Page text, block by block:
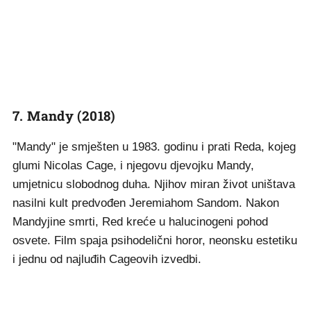
7. Mandy (2018)
"Mandy" je smješten u 1983. godinu i prati Reda, kojeg
glumi Nicolas Cage, i njegovu djevojku Mandy,
umjetnicu slobodnog duha. Njihov miran život uništava
nasilni kult predvođen Jeremiahom Sandom. Nakon
Mandyjine smrti, Red kreće u halucinogeni pohod
osvete. Film spaja psihodelični horor, neonsku estetiku
i jednu od najluđih Cageovih izvedbi.